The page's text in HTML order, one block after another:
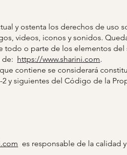
y ostenta los derechos de uso
videos, iconos y sonidos.
o parte de los elementos del
de: https://www.sharini.com.
contiene se considerará
y siguientes del Código de la
es responsable de la calidad